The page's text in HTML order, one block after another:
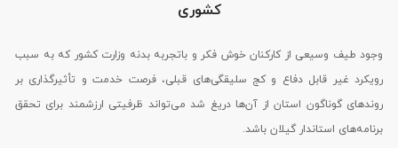
کشوری
وجود طیف وسیعی از کارکنان خوش فکر و باتجربه بدنه وزارت کشور که به سبب
رویکرد غیر قابل دفاع و کج سلیقگی‌های قبلی، فرصت خدمت و تأثیرگذاری بر
روندهای گوناگون استان از آن‌ها دریغ شد می‌تواند ظرفیتی ارزشمند برای تحقق
برنامه‌های استاندار گیلان باشد.